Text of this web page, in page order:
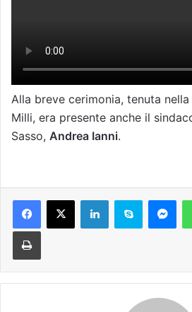
Alla breve cerimonia, tenuta
Milli, era presente anche il
Sasso, Andrea Ianni.